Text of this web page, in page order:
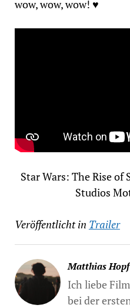
wow, wow, wow! ♥
Star Wars: The Rise
Studios
Veröffentlicht in Trailer
Matthias Hopf
Ich liebe
bei der